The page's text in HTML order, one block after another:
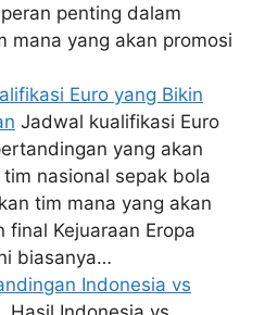
penting dalam
mana yang akan promosi
Euro yang Bikin
Jadwal kualifikasi Euro
yang akan
nasional sepak bola
tim mana yang akan
final Kejuaraan Eropa
biasanya…
Indonesia vs